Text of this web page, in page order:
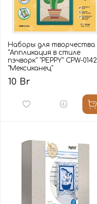
Наборы для творчества
"Аппликация в стиле
пэчворк" "PEPPY" CPW-0142
"Мексиканец"
10 Br